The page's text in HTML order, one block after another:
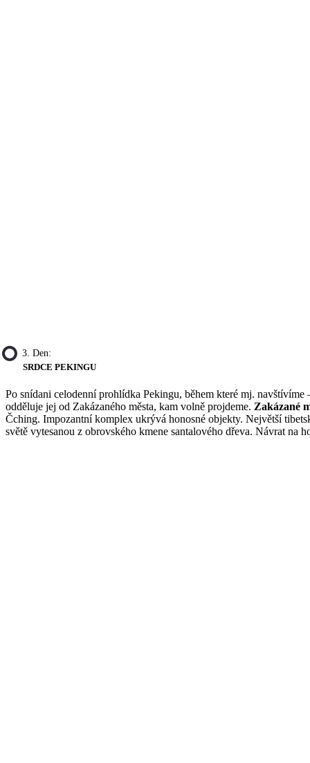
3. Den:
SRDCE PEKINGU
Po snídani celodenní prohlídka Pekingu, během které mj. navštívíme
odděluje jej od Zakázaného města, kam volně projdeme. Zakázané
Čching. Impozantní komplex ukrývá honosné objekty. Největší
světě vytesanou z obrovského kmene santalového dřeva. Návrat na